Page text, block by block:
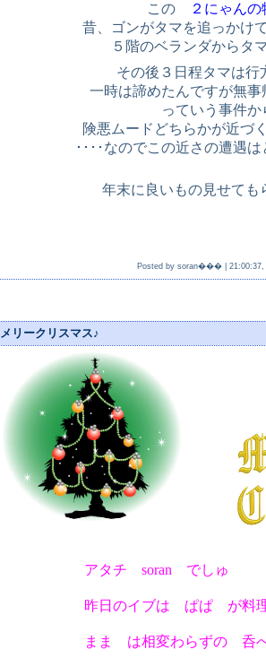
この
２にゃんの
昔、ゴンがタマを追っかけ
５階のベランダからタ
その後３日程タマは行
一時は諦めたんですが無事
っていう事件か
険悪ムードどちらかが近づ
････なのでこの近さの遭遇
年末に良いもの見せても
Posted by soran��� |
メリークリスマス♪
アタチ soran でしゅ
昨日のイブは ぱぱ が料理
まま は相変わらずの 呑べ